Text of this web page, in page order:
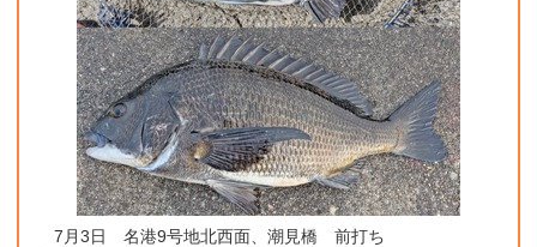
7月3日 名港9号地北西面、潮見橋 前打ち